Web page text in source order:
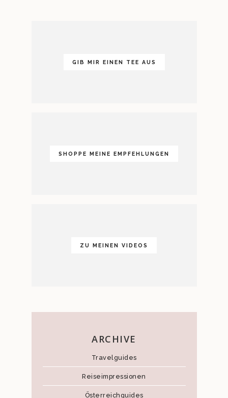
GIB MIR EINEN TEE AUS
SHOPPE MEINE EMPFEHLUNGEN
ZU MEINEN VIDEOS
ARCHIVE
Travelguides
Reiseimpressionen
Österreichguides